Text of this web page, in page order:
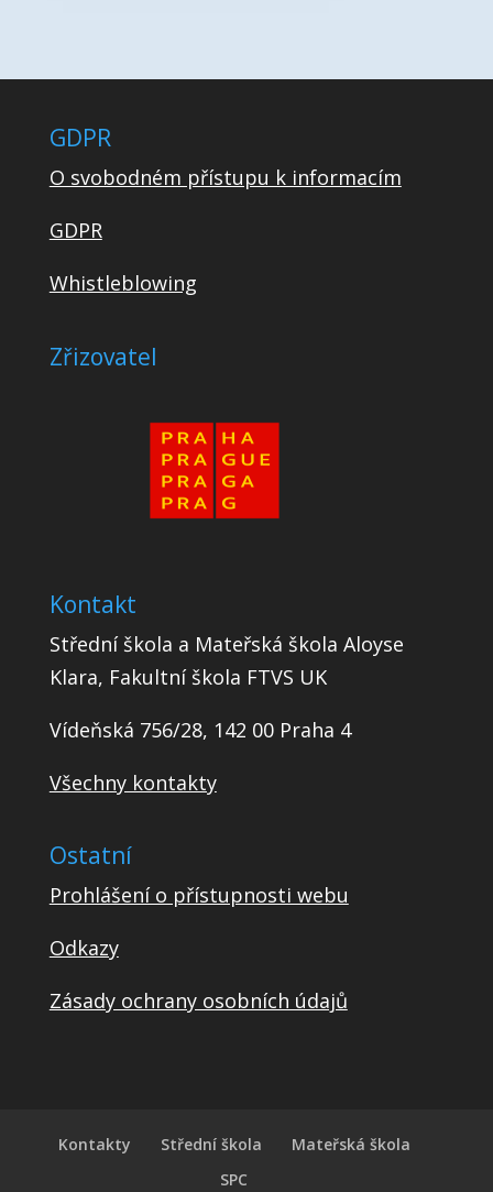
GDPR
O svobodném přístupu k informacím
GDPR
Whistleblowing
Zřizovatel
Kontakt
Střední škola a Mateřská škola Aloyse
Klara, Fakultní škola FTVS UK
Vídeňská 756/28, 142 00 Praha 4
Všechny kontakty
Ostatní
Prohlášení o přístupnosti webu
Odkazy
Zásady ochrany osobních údajů
Kontakty Střední škola
Mateřská škola
SPC